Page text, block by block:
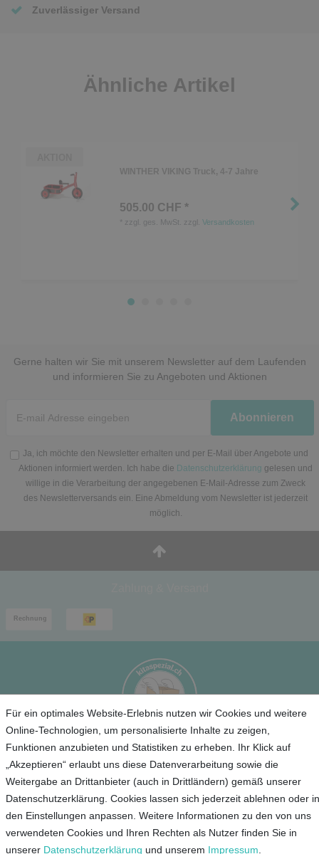
Zuverlässiger Versand
Ähnliche Artikel
WINTHER VIKING Truck, 4-7 Jahre
505.00 CHF *
zzgl. ges. MwSt. zzgl.Versandkosten
Gerne halten wir Sie mit unserem Newsletter auf dem Laufenden
und informieren Sie zu Angeboten und Aktionen
Honig
Abonnieren
Ja, ich möchte den Newsletter erhalten und per E-Mail über Angebote und
Aktionen informiert werden. Ich habe die Datenschutzerklärung gelesen und
willige in die Verarbeitung der angegebenen E-Mail-Adresse zum Zweck
des Newsletterversands ein. Eine Abmeldung vom Newsletter ist jederzeit
möglich.
Für ein optimales Website-Erlebnis nutzen wir Cookies und weitere
Online-Technologien, um personalisierte Inhalte zu zeigen,
Funktionen anzubieten und Statistiken zu erheben. Ihr Klick auf
„Akzeptieren“ erlaubt uns diese Datenverarbeitung sowie die
Weitergabe an Drittanbieter (auch in Drittländern) gemäß unserer
Datenschutzerklärung. Cookies lassen sich jederzeit ablehnen oder in
den Einstellungen anpassen. Weitere Informationen zu den von uns
verwendeten Cookies und Ihren Rechten als Nutzer finden Sie in
unserer Daten­schutz­erklärung und unserem Impressum
Service
Unternehmen
Kontakt